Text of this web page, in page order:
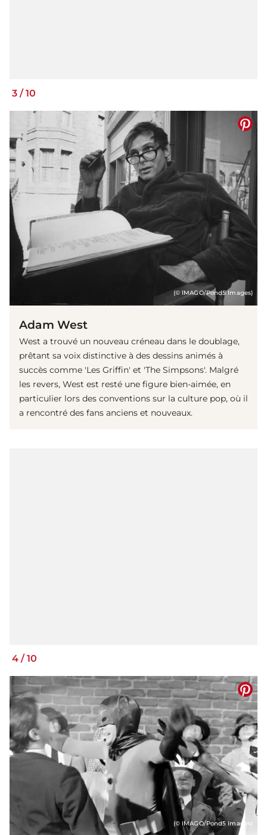
3 /10
(© IMAGO/Pond5 Images)
Adam West
West a trouvé un nouveau créneau dans le doublage,
prêtant sa voix distinctive à des dessins animés à
succès comme 'Les Griffin' et 'The Simpsons'. Malgré
les revers, West est resté une figure bien-aimée, en
particulier lors des conventions sur la culture pop, où il
a rencontré des fans anciens et nouveaux.
4 / 10
(© IMAGO/Pond5 Images)